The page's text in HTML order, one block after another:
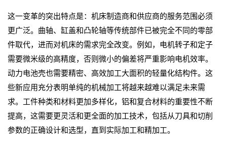
这一变革的突出特点是：机床制造商和供应商的服务范围必须
更广泛。曲轴、缸盖和凸轮轴等传统部件已被完全不同的零部
件取代，进而对机床的需求完全改变。例如，电机转子和定子
需要微米级的高精度，否则微小的偏差将严重影响电机效率。
动力电池壳也需要精密、高效加工大面积的轻量化结构件。这
些新应用充分表明单纯的机械加工将越来越难以满足未来需
求。工件种类和材料更加多样化，铝和复合材料的重要性不断
提高，这需要更灵活和更全面的加工技术，包括从刀具和切削
参数的正确设计和选型，直到实际加工和精加工。